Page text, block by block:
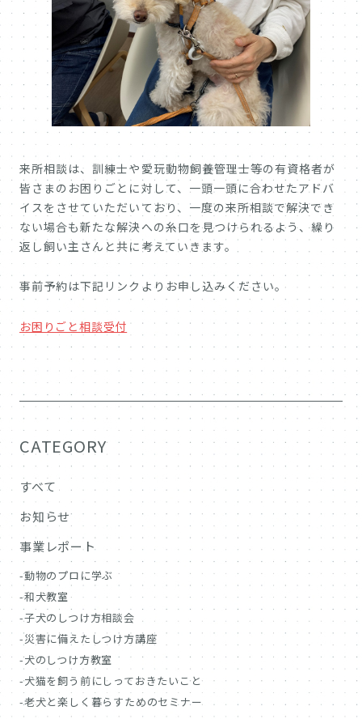
来所相談は、訓練士や愛玩動物飼養管理士等の有資格者が
皆さまのお困りごとに対して、一頭一頭に合わせたアドバ
イスをさせていただいており、一度の来所相談で解決でき
ない場合も新たな解決への糸口を見つけられるよう、繰り
返し飼い主さんと共に考えていきます。
事前予約は下記リンクよりお申し込みください。
お困りごと相談受付
CATEGORY
すべて
お知らせ
事業レポート
動物のプロに学ぶ
和犬教室
子犬のしつけ方相談会
災害に備えたしつけ方講座
犬のしつけ方教室
犬猫を飼う前にしっておきたいこと
老犬と楽しく暮らすためのセミナー